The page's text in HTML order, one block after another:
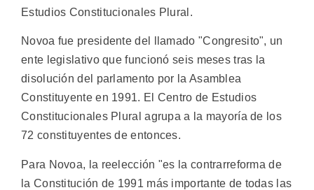
Estudios Constitucionales Plural.
Novoa fue presidente del llamado "Congresito", un
ente legislativo que funcionó seis meses tras la
disolución del parlamento por la Asamblea
Constituyente en 1991. El Centro de Estudios
Constitucionales Plural agrupa a la mayoría de los
72 constituyentes de entonces.
Para Novoa, la reelección "es la contrarreforma de
la Constitución de 1991 más importante de todas las